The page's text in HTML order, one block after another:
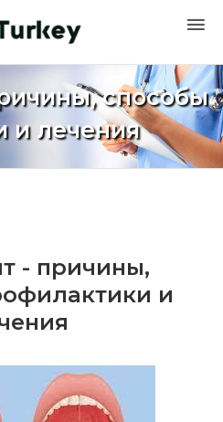
способы
и лечения
- причины,
и